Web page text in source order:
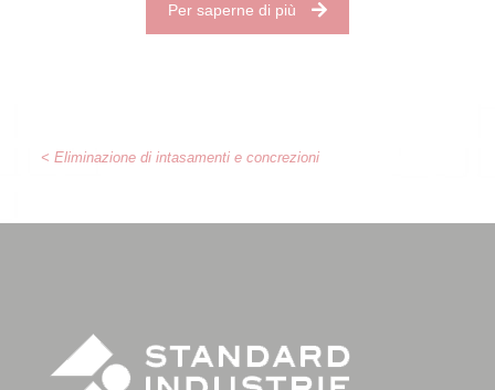
Per saperne di più
< Eliminazione di intasamenti e concrezioni